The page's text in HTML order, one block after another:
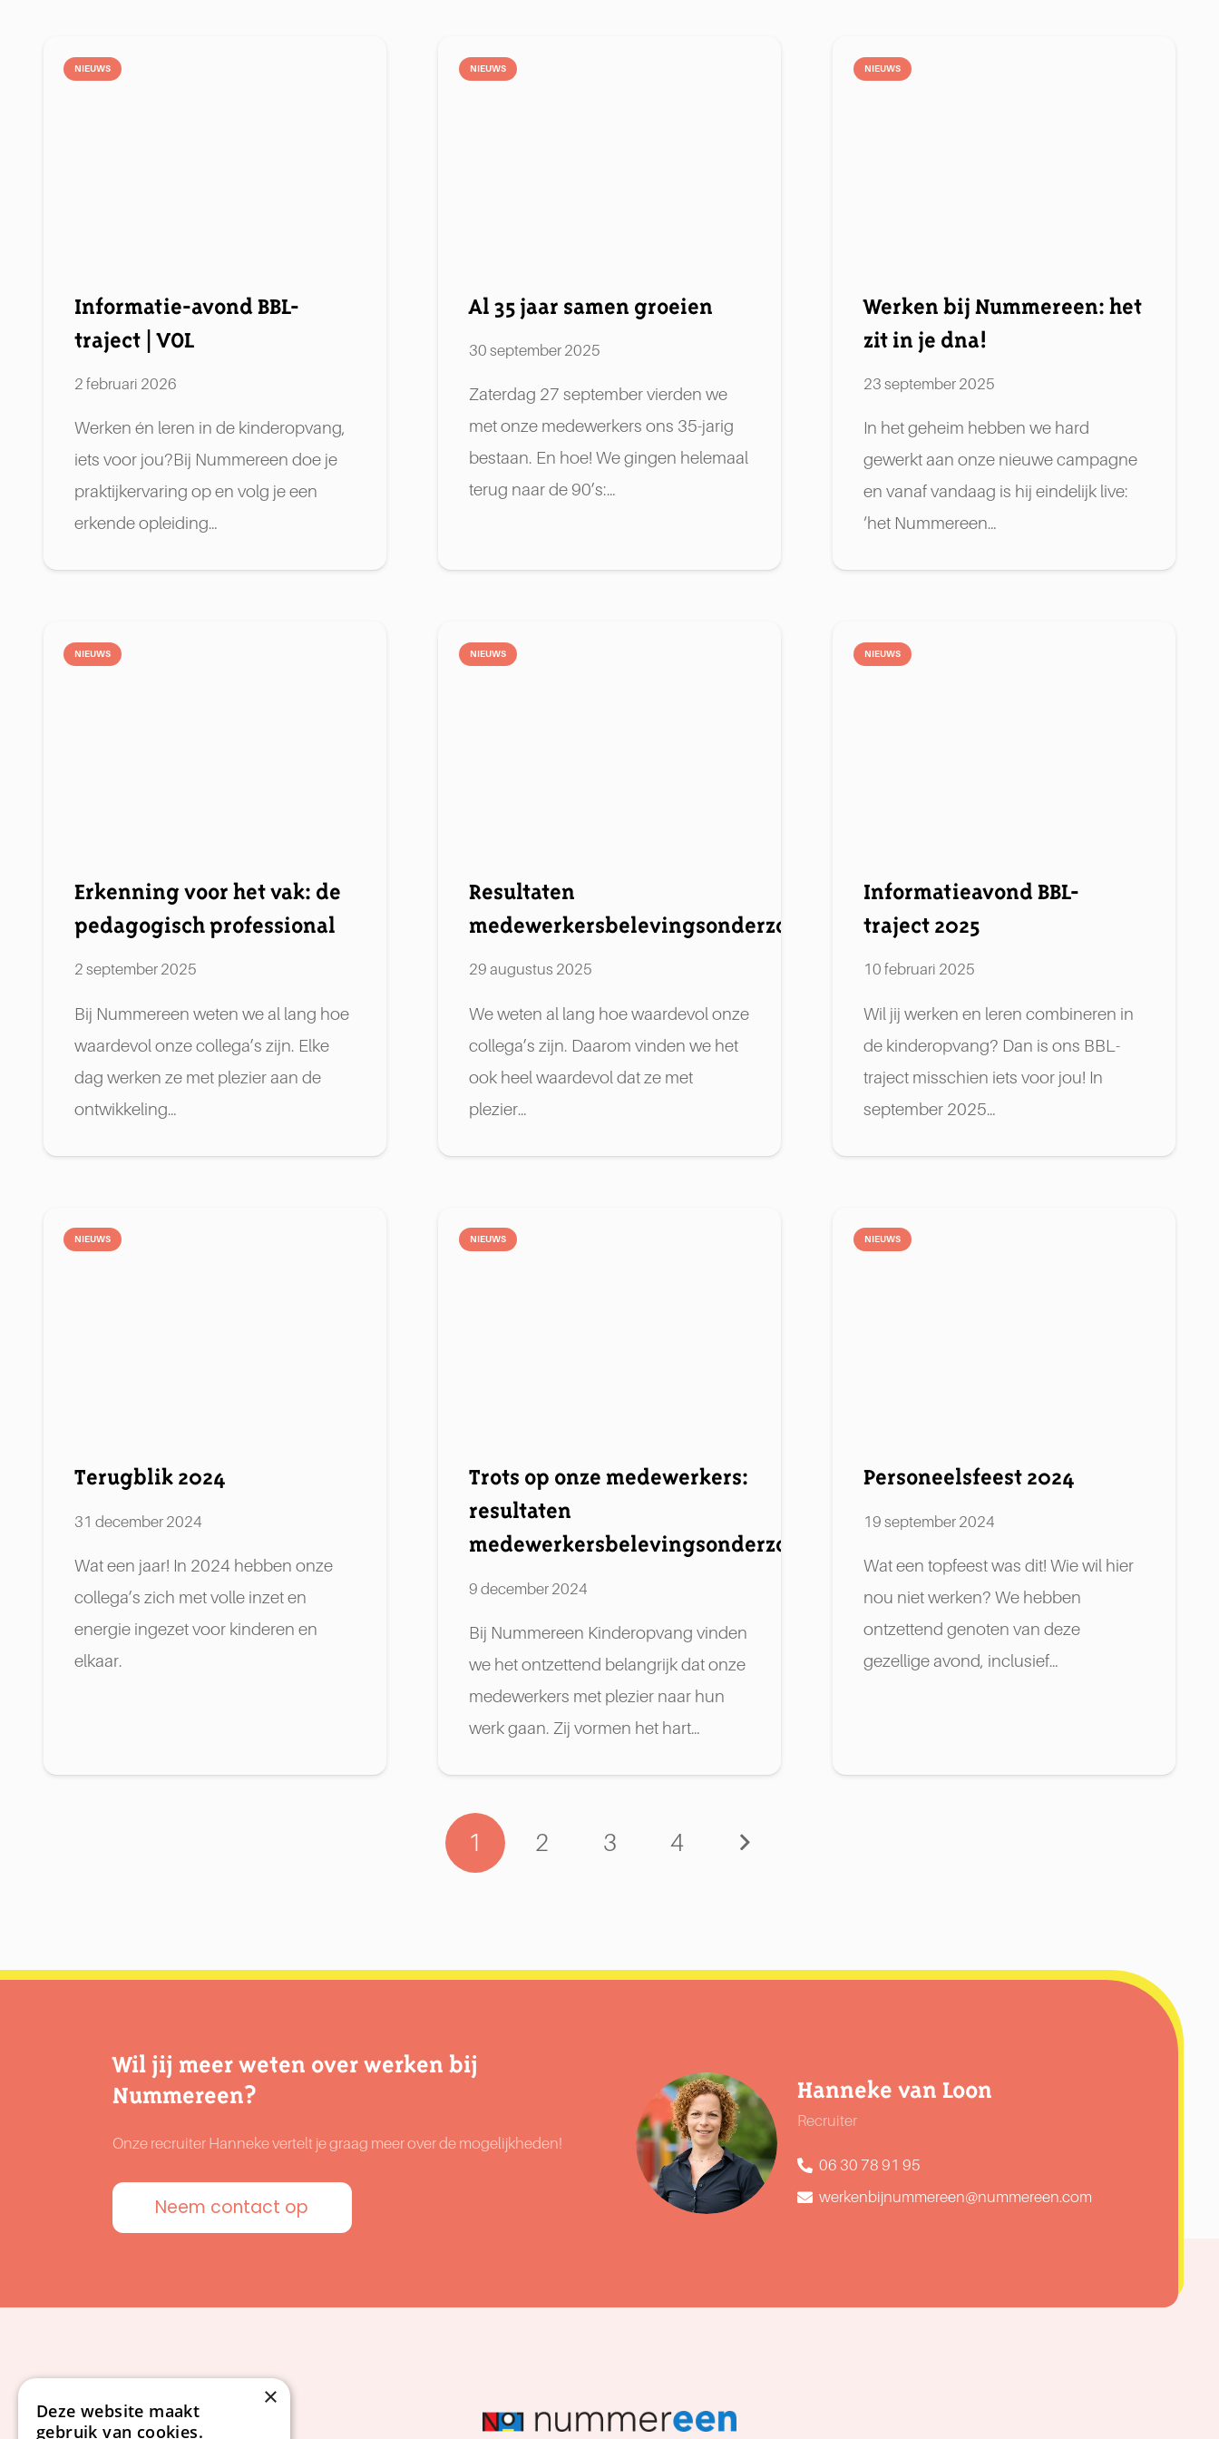
NIEUWS
Informatie-avond BBL-
traject | VOL
2 februari 2026
Werken én leren in de kinderopvang,
iets voor jou?Bij Nummereen doe je
praktijkervaring op en volg je een
erkende opleiding…
NIEUWS
Al 35 jaar samen groeien
30 september 2025
Zaterdag 27 september vierden we
met onze medewerkers ons 35-jarig
bestaan. En hoe! We gingen helemaal
terug naar de 90’s:…
NIEUWS
Werken bij Nummereen: het
zit in je dna!
23 september 2025
In het geheim hebben we hard
gewerkt aan onze nieuwe campagne
en vanaf vandaag is hij eindelijk live:
‘het Nummereen…
NIEUWS
Erkenning voor het vak: de
pedagogisch professional
2 september 2025
Bij Nummereen weten we al lang hoe
waardevol onze collega’s zijn. Elke
dag werken ze met plezier aan de
ontwikkeling…
NIEUWS
Resultaten
medewerkersbelevingsonderzoek
29 augustus 2025
We weten al lang hoe waardevol onze
collega’s zijn. Daarom vinden we het
ook heel waardevol dat ze met
plezier…
NIEUWS
Informatieavond BBL-
traject 2025
10 februari 2025
Wil jij werken en leren combineren in
de kinderopvang? Dan is ons BBL-
traject misschien iets voor jou! In
september 2025…
NIEUWS
Terugblik 2024
31 december 2024
Wat een jaar! In 2024 hebben onze
collega’s zich met volle inzet en
energie ingezet voor kinderen en
elkaar.
NIEUWS
Trots op onze medewerkers:
resultaten
medewerkersbelevingsonderzoek
9 december 2024
Bij Nummereen Kinderopvang vinden
we het ontzettend belangrijk dat onze
medewerkers met plezier naar hun
werk gaan. Zij vormen het hart…
NIEUWS
Personeelsfeest 2024
19 september 2024
Wat een topfeest was dit! Wie wil hier
nou niet werken? We hebben
ontzettend genoten van deze
gezellige avond, inclusief…
1 2 3 4
Wil jij meer weten over werken bij
Nummereen?
Onze recruiter Hanneke vertelt je graag meer over de mogelijkheden!
Neem contact op
Hanneke van Loon
Recruiter
06 30 78 91 95
werkenbijnummereen@nummereen.com
×
Deze website maakt
gebruik van cookies.